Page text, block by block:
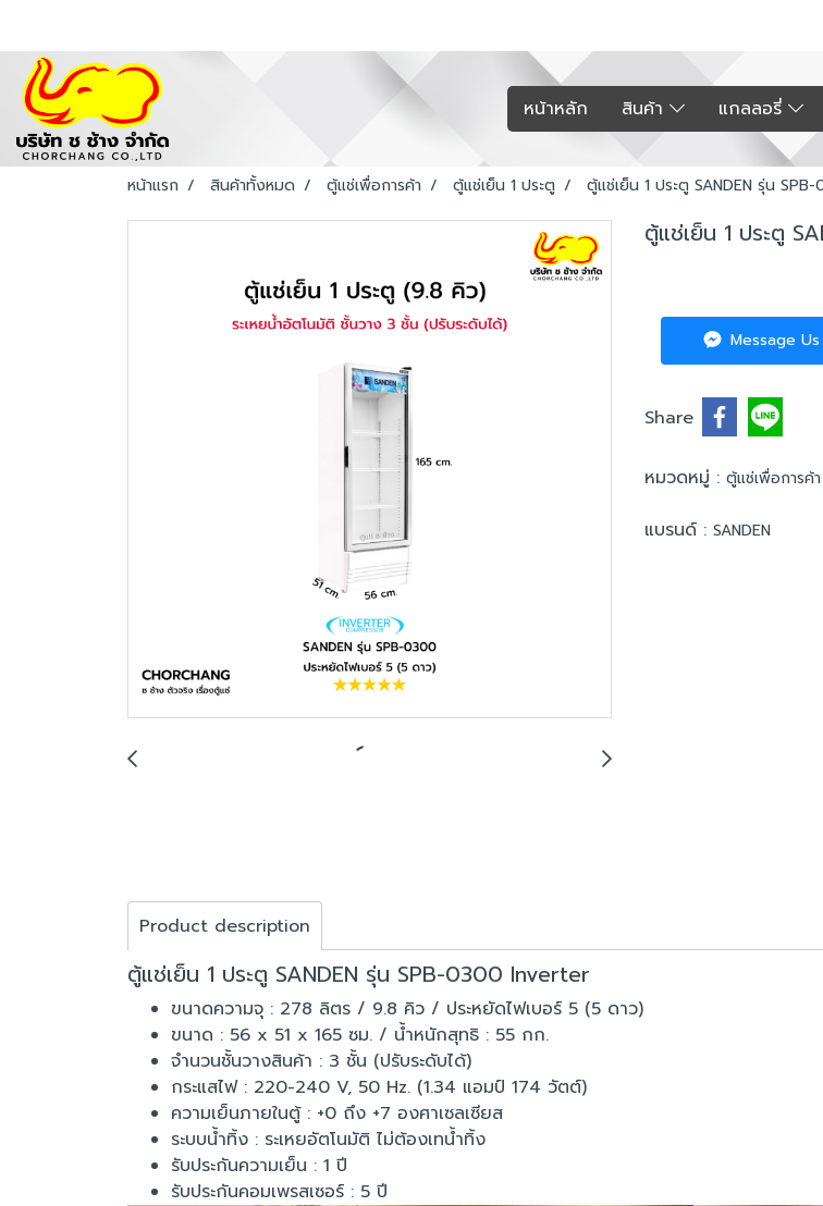
หน้าหลัก สินค้า แกลลอรี่
หน้าแรก สินค้าทั้งหมด ตู้แช่เพื่อการค้า ตู้แช่เย็น 1 ประตู ตู้แช่เย็น 1 ประตู SANDEN รุ่น
ตู้แช่เย็น 1 ประตู
Message Us
Share
หมวดหมู่ : ตู้แช่เพื่อการค้า
แบรนด์ : SANDEN
Product description
ตู้แช่เย็น 1 ประตู SANDEN รุ่น SPB-0300 Inverter
ขนาดความจุ : 278 ลิตร / 9.8 คิว / ประหยัดไฟเบอร์ 5 (5 ดาว)
ขนาด : 56 x 51 x 165 ซม. / น้ำหนักสุทธิ : 55 กก.
จำนวนชั้นวางสินค้า : 3 ชั้น (ปรับระดับได้)
กระแสไฟ : 220-240 V, 50 Hz. (1.34 แอมป์ 174 วัตต์)
ความเย็นภายในตู้ : +0 ถึง +7 องศาเซลเซียส
ระบบน้ำทิ้ง : ระเหยอัตโนมัติ ไม่ต้องเทน้ำทิ้ง
รับประกันความเย็น : 1 ปี
รับประกันคอมเพรสเซอร์ : 5 ปี